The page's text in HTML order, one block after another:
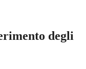
degli